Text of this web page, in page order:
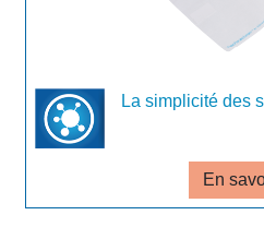
La simplicité des
En